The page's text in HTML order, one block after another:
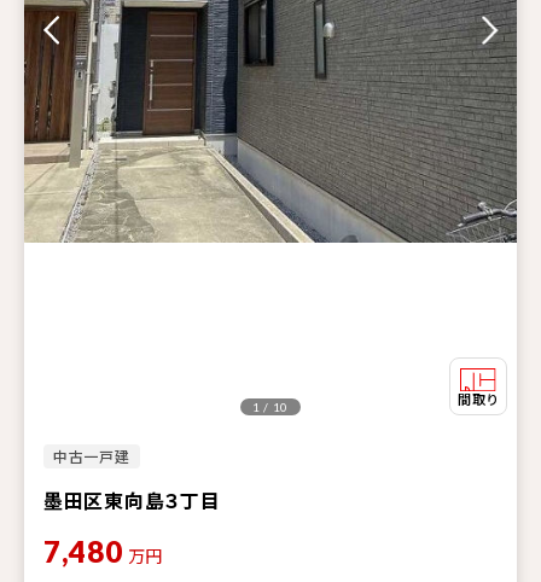
中古一戸建
墨田区東向島３丁目
1 / 10
7,480 万円